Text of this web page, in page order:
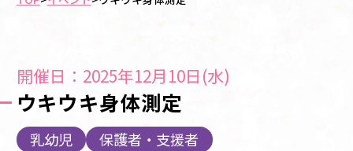
開催日：2025年12月10日(水)
ウキウキ身体測定
乳幼児 保護者・支援者